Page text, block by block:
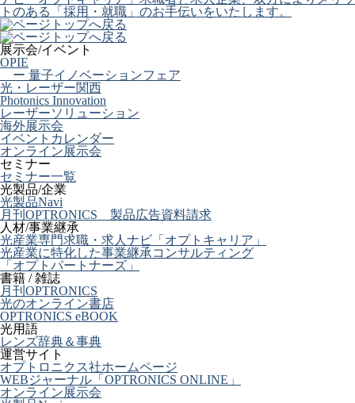
展示会/イベント
OPIE
ー 量子イノベーションフェア
光・レーザー関西
Photonics Innovation
レーザーソリューション
海外展示会
イベントカレンダー
オンライン展示会
セミナー
セミナー一覧
光製品/企業
光製品Navi
月刊OPTRONICS 製品広告資料請求
人材/事業継承
光産業専門求職・求人ナビ「オプトキャリア」
光産業に特化した事業継承コンサルティング
「オプトパートナーズ」
書籍 / 雑誌
月刊OPTRONICS
光のオンライン書店
OPTRONICS eBOOK
光用語
レンズ辞典＆事典
運営サイト
オプトロニクス社ホームページ
WEBジャーナル「OPTRONICS ONLINE」
オンライン展示会